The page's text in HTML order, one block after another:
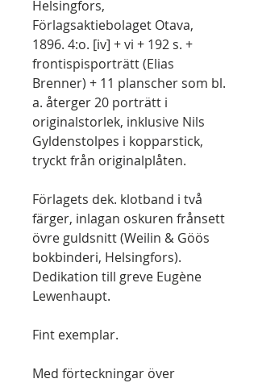
Helsingfors,
Förlagsaktiebolaget Otava,
1896. 4:o. [iv] + vi + 192 s. +
frontispisporträtt (Elias
Brenner) + 11 planscher som bl.
a. återger 20 porträtt i
originalstorlek, inklusive Nils
Gyldenstolpes i kopparstick,
tryckt från originalplåten.
Förlagets dek. klotband i två
färger, inlagan oskuren frånsett
övre guldsnitt (Weilin & Göös
bokbinderi, Helsingfors).
Dedikation till greve Eugène
Lewenhaupt.
Fint exemplar.
Med förteckningar över